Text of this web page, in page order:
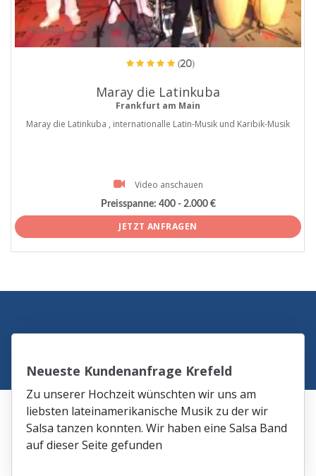
ProArtist
(20)
Maray die Latinkuba
Frankfurt am Main
Maray die Latinkuba , internationalle Latin-Musik und Karibik-Musik
Video anschauen
Preisspanne: 400 - 2.000 €
JETZT ANFRAGEN
Neueste Kundenanfrage Krefeld
Zu unserer Hochzeit wünschten wir uns am
liebsten lateinamerikanische Musik zu der wir
Salsa tanzen konnten. Wir haben eine Salsa Band
auf dieser Seite gefunden